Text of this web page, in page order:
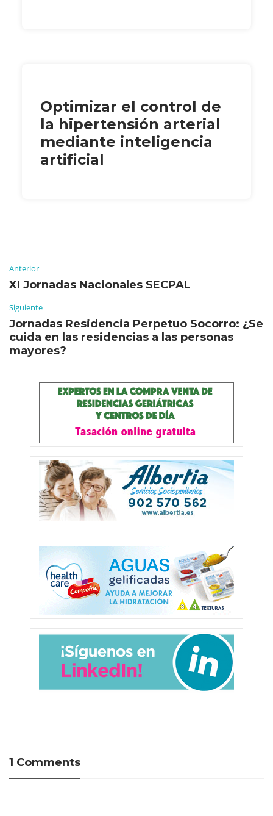
Optimizar el control de
la hipertensión arterial
mediante inteligencia
artificial
Anterior
XI Jornadas Nacionales SECPAL
Siguiente
Jornadas Residencia Perpetuo Socorro: ¿Se
cuida en las residencias a las personas
mayores?
1 Comments